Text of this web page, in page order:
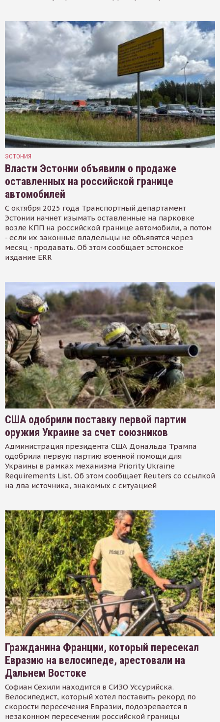
ЭСТОНИЯ
Власти Эстонии объявили о продаже
оставленных на российской границе
автомобилей
С октября 2025 года Транспортный департамент
Эстонии начнет изымать оставленные на парковке
возле КПП на российской границе автомобили, а потом
- если их законные владельцы не объявятся через
месяц - продавать. Об этом сообщает эстонское
издание ERR
США одобрили поставку первой партии
оружия Украине за счет союзников
Администрация президента США Дональда Трампа
одобрила первую партию военной помощи для
Украины в рамках механизма Priority Ukraine
Requirements List. Об этом сообщает Reuters со ссылкой
на два источника, знакомых с ситуацией
Гражданина Франции, который пересекал
Евразию на велосипеде, арестовали на
Дальнем Востоке
Софиан Сехили находится в СИЗО Уссурийска.
Велосипедист, который хотел поставить рекорд по
скорости пересечения Евразии, подозревается в
незаконном пересечении российской границы